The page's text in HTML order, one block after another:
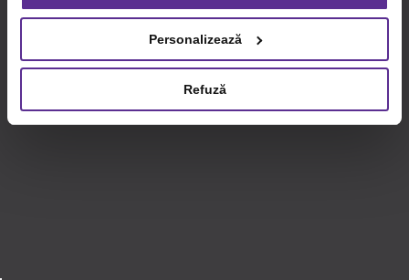
privind utilizarea modulelor cookie.Detalii
Personalizează
Refuză